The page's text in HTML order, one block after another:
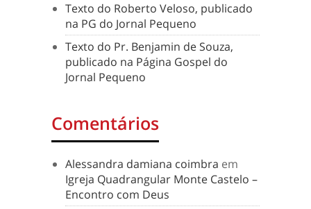
Texto do Roberto Veloso, publicado
na PG do Jornal Pequeno
Texto do Pr. Benjamin de Souza,
publicado na Página Gospel do
Jornal Pequeno
Comentários
Alessandra damiana coimbra em
Igreja Quadrangular Monte Castelo –
Encontro com Deus